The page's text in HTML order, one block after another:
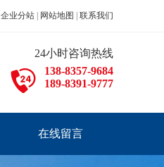
企业分站 网站地图 联系我们
24小时咨询热线
138-8357-9684
189-8391-9777
在线留言